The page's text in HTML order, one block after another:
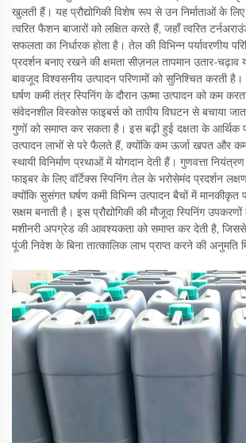
खुलती हैं। यह प्रौद्योगिकी विशेष रूप से उन निर्माताओं के लिए
त्वरित फैशन बाजारों को लक्षित करते हैं, जहाँ त्वरित
सफलता का निर्धारक होता है। तेल की विभिन्न पर्यावरणीय
प्रदर्शन बनाए रखने की क्षमता सीज़नल तापमान उतार-चढ़ाव
बावजूद विश्वसनीय उत्पादन परिणामों को सुनिश्चित करती
घर्षण कमी तंत्र स्पिनिंग के दौरान ऊष्मा उत्पादन को कम
संवेदनशील विस्कोस फाइबर्स को तापीय विघटन से बचाया
गुणों को समाप्त कर सकता है। इस बढ़ी हुई दक्षता के आर्थिक
उत्पादन लाभों से परे फैलते हैं, क्योंकि कम ऊर्जा खपत और
स्थायी विनिर्माण प्रथाओं में योगदान देती हैं। गुणवत्ता
फाइबर के लिए वॉर्टेक्स स्पिनिंग तेल के भरोसेमंद प्रदर्शन
क्योंकि सुसंगत घर्षण कमी विभिन्न उत्पादन बैचों में मानकीकृत
सक्षम बनाती है। इस प्रौद्योगिकी की मौजूदा स्पिनिंग
मशीनरी अपग्रेड की आवश्यकता को समाप्त कर देती है, जिससे
पूंजी निवेश के बिना तात्कालिक लाभ प्राप्त करने की अनुमति